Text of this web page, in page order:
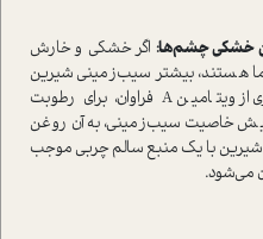
خشکی چشم‌ها: اگر خشکی و خارش
هستند، بیشتر سیب‌زمینی شیرین
بخورید؛ چون به دلیل برخورداری از ویتامین A فراوان، برای رطوبت
خاصیت سیب‌زمینی، به آن روغن
شیرین با یک منبع سالم چربی موجب